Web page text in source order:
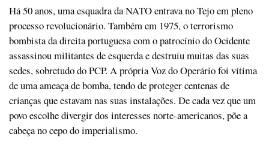
Há 50 anos, uma esquadra da NATO entrava no Tejo em pleno
processo revolucionário. Também em 1975, o terrorismo
bombista da direita portuguesa com o patrocínio do Ocidente
assassinou militantes de esquerda e destruiu muitas das suas
sedes, sobretudo do PCP. A própria Voz do Operário foi vítima
de uma ameaça de bomba, tendo de proteger centenas de
crianças que estavam nas suas instalações. De cada vez que um
povo escolhe divergir dos interesses norte-americanos, põe a
cabeça no cepo do imperialismo.